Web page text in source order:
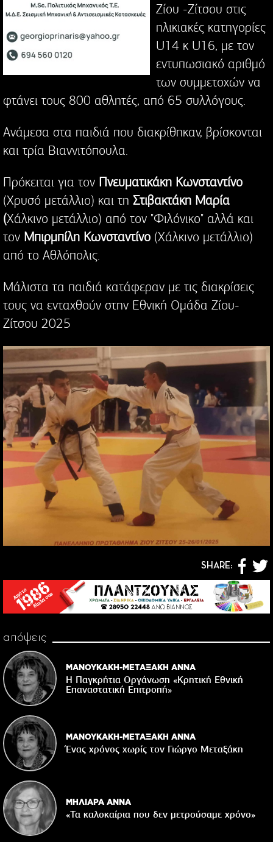
Ζίου -Ζίτσου στις
ηλικιακές κατηγορίες
U14 κ U16, με τον
εντυπωσιακό αριθμό
των συμμετοχών να
φτάνει τους 800 αθλητές, από 65 συλλόγους.
Ανάμεσα στα παιδιά που διακρίθηκαν, βρίσκονται
και τρία Βιαννιτόπουλα.
Πρόκειται για τον Πνευματικάκη Κωνσταντίνο
(Χρυσό μετάλλιο) και τη Στιβακτάκη Μαρία
(Χάλκινο μετάλλιο) από τον "Φιλόνικο" αλλά και
τον Μπιρμπίλη Κωνσταντίνο (Χάλκινο μετάλλιο)
από το Αθλόπολις.
Μάλιστα τα παιδιά κατάφεραν με τις διακρίσεις
τους να ενταχθούν στην Εθνική Ομάδα Ζίου-
Ζίτσου 2025
SHARE:
απόψεις
ΜΑΝΟΥΚΑΚΗ-ΜΕΤΑΞΑΚΗ ΑΝΝΑ
Η Παγκρήτια Οργάνωση «Κρητική Εθνική
Επαναστατική Eπιτροπή»
ΜΑΝΟΥΚΑΚΗ-ΜΕΤΑΞΑΚΗ ΑΝΝΑ
Ένας χρόνος χωρίς τον Γιώργο Μεταξάκη
ΜΗΛΙΑΡΑ ΑΝΝΑ
«Τα καλοκαίρια που δεν μετρούσαμε χρόνο»